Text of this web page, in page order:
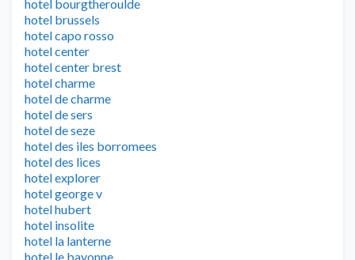
hotel bourgtheroulde
hotel brussels
hotel capo rosso
hotel center
hotel center brest
hotel charme
hotel de charme
hotel de sers
hotel de seze
hotel des iles borromees
hotel des lices
hotel explorer
hotel george v
hotel hubert
hotel insolite
hotel la lanterne
hotel le bayonne